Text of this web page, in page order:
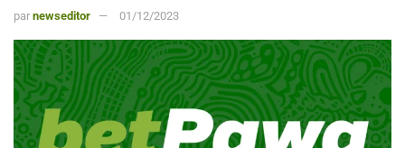
par newseditor 01/12/2023